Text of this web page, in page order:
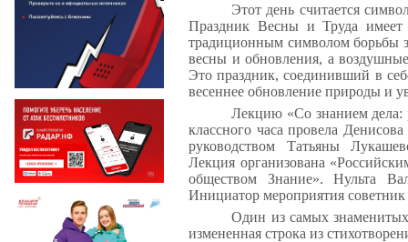
Этот день считается
Праздник Весны и Труда имеет
традиционным символом борьбы
весны и обновления, а
Это праздник, соединивший в
весеннее обновление природы и
Лекцию «Со знанием дела:
классного часа провела
руководством Татьяны
Лекция организована
обществом Знание». Нульта
Инициатор мероприятия
Один из самых
измененная строка из